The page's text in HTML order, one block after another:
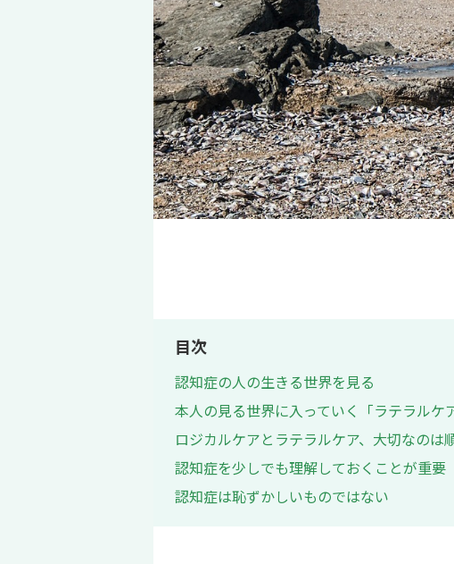
目次
認知症の人の生きる世界を見る
本人の見る世界に入っていく「ラテラルケ
ロジカルケアとラテラルケア、大切なのは
認知症を少しでも理解しておくことが重要
認知症は恥ずかしいものではない